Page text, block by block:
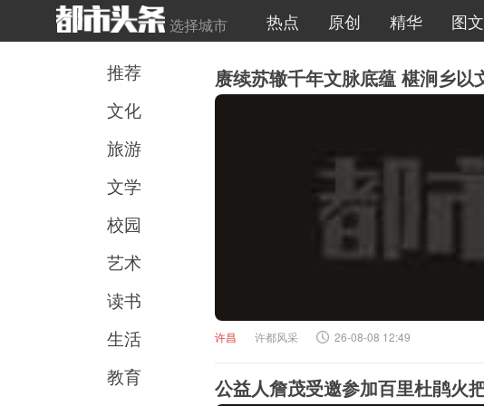
选择城市 热点 原创 精华 图文
推荐
文化
旅游
文学
校园
艺术
读书
生活
教育
赓续苏辙千年文脉底蕴 椹涧乡以
许昌 许都风采 26-08-08 12:49
公益人詹茂受邀参加百里杜鹃火